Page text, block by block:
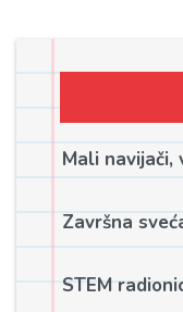
Mali navijači,
Završna
STEM